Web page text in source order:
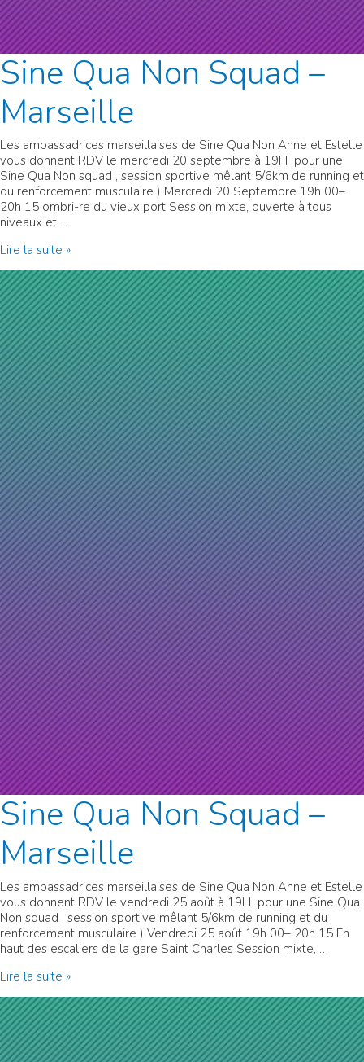
Sine Qua Non Squad –
Marseille
Les ambassadrices marseillaises de Sine Qua Non Anne et Estelle
vous donnent RDV le mercredi 20 septembre à 19H pour une
Sine Qua Non squad , session sportive mêlant 5/6km de running et
du renforcement musculaire ) Mercredi 20 Septembre 19h 00–
20h 15 ombri-re du vieux port Session mixte, ouverte à tous
niveaux et …
Sine
Non
Squad
–
Marseille
Lire la suite »
Sine Qua Non Squad –
Marseille
Les ambassadrices marseillaises de Sine Qua Non Anne et Estelle
vous donnent RDV le vendredi 25 août à 19H pour une Sine Qua
Non squad , session sportive mêlant 5/6km de running et du
renforcement musculaire ) Vendredi 25 août 19h 00– 20h 15 En
haut des escaliers de la gare Saint Charles Session mixte, …
Sine
Non
Squad
–
Marseille
Lire la suite »